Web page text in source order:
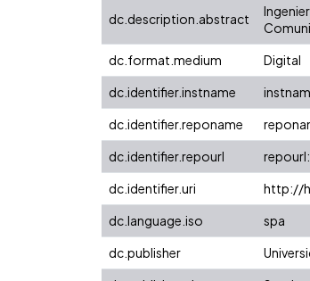
dc.description.abstract
dc.format.medium Digital
dc.identifier.instname
dc.identifier.reponame
dc.identifier.repourl
dc.identifier.uri
http://
dc.language.iso
spa
dc.publisher